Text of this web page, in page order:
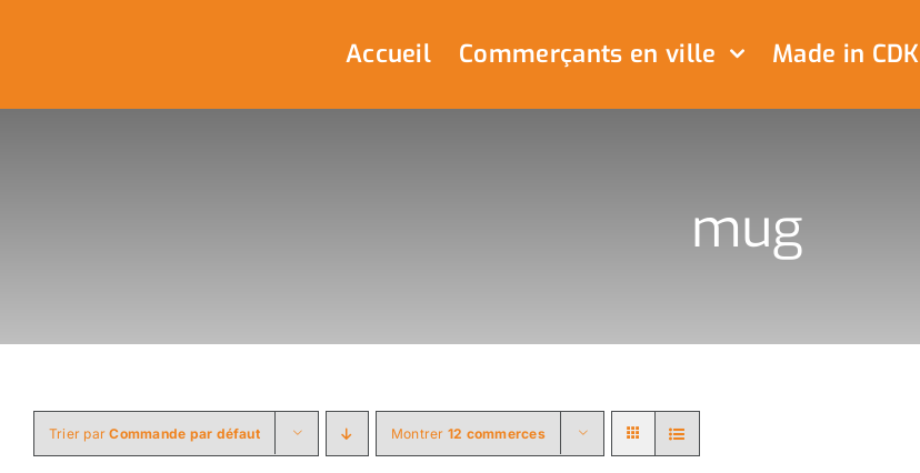
Accueil Commerçants en ville Made in CDK
mug
Trier parCommande par défaut Montrer 12 commerces